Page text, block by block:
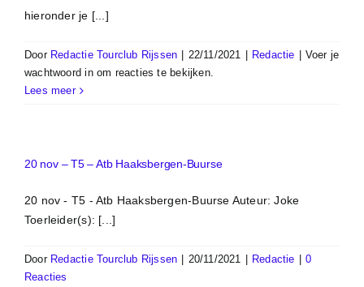
hieronder je [...]
Door Redactie Tourclub Rijssen 22/11/2021 Redactie
Voer je
wachtwoord in om reacties te bekijken.
Lees meer
20 nov – T5 – Atb Haaksbergen-Buurse
20 nov - T5 - Atb Haaksbergen-Buurse Auteur: Joke
Toerleider(s): [...]
Door Redactie Tourclub Rijssen 20/11/2021 Redactie
0
Reacties